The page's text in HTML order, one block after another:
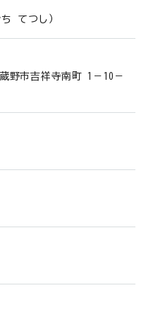
てつし）
野市吉祥寺南町 1－10－